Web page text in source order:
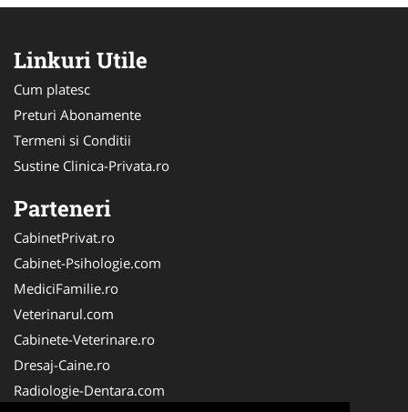
Linkuri Utile
Cum platesc
Preturi Abonamente
Termeni si Conditii
Sustine Clinica-Privata.ro
Parteneri
CabinetPrivat.ro
Cabinet-Psihologie.com
MediciFamilie.ro
Veterinarul.com
Cabinete-Veterinare.ro
Dresaj-Caine.ro
Radiologie-Dentara.com